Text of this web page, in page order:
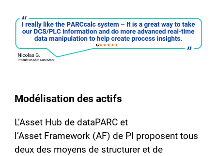
Modélisation des actifs
L’Asset Hub de dataPARC et
l’Asset Framework (AF) de PI proposent tous
deux des moyens de structurer et de